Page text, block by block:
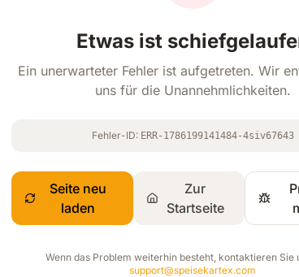
Etwas ist
Ein unerwarteter Fehler ist aufgetreten. Wir
uns für die Unannehmlichkeiten.
Fehler-ID: ERR-1786199141484-4siv67643
Seite neu
laden
Zur
Startseite
Wenn das Problem weiterhin besteht, kontaktieren Sie
support@speisekartex.com